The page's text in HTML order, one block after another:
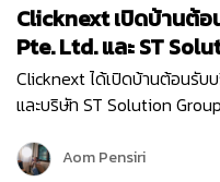
Clicknext เปิดบ้านต้
Pte. Ltd. และ ST
Clicknext ได้เปิดบ้านต้อนรับ
และบริษัท ST Solution
เยี่ยมครั้งนี้ก็เพื่อมาพูดคุยแลก
Aom Pensiri